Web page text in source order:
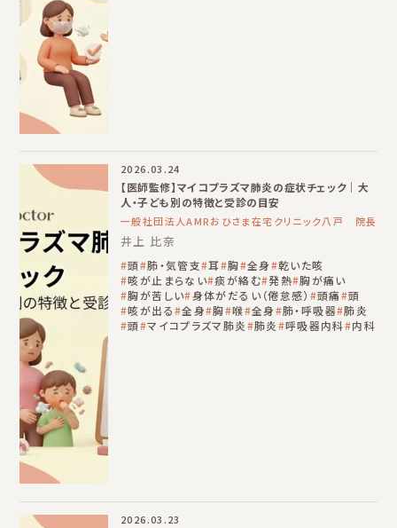
2026.03.24
【医師監修】マイコプラズマ肺炎の症状チェック｜大
人・子ども別の特徴と受診の目安
一般社団法人AMRおひさま在宅クリニック八戸 院長
井上 比奈
頭 肺・気管支 耳 胸 全身
乾いた咳
咳が止まらない 痰が絡む 発熱 胸が痛い
胸が苦しい 身体がだるい（倦怠感） 頭痛
頭
咳が出る
全身 胸 喉 全身 肺・呼吸器
肺炎
頭
マイコプラズマ肺炎 肺炎 呼吸器内科 内科
2026.03.23